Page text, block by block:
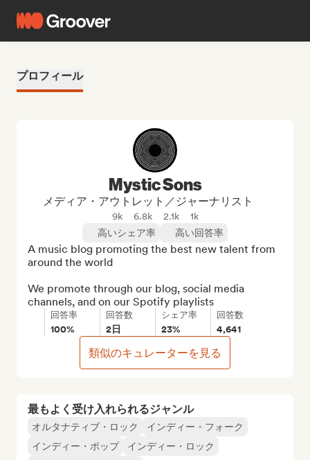
プロフィール
最もよく受け入れられるジャンル
オルタナティブ・ロック
インディー・フォーク
インディー・ポップ
インディー・ロック
Mystic Sons
メディア・アウトレット／ジャーナリスト
9k 6.8k 2.1k
1k
高いシェア率
高い回答率
A music blog promoting the best new talent from
around the world
We promote through our blog, social media
channels, and on our Spotify playlists
回答率
100%
回答数
2日
シェア率
23%
回答数
4,641
類似のキュレーターを見る